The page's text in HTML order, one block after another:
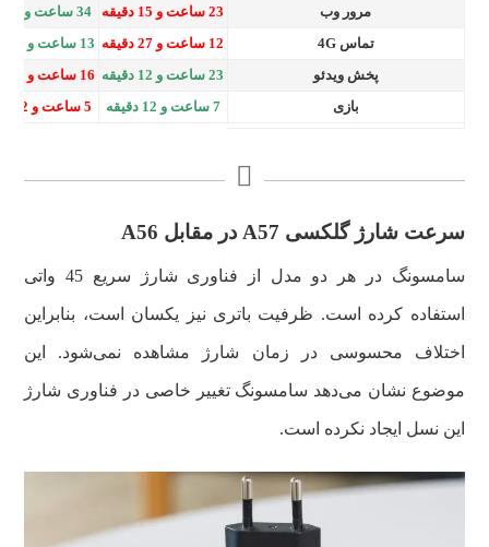
مرور وب
23 ساعت و 15 دقیقه
34 ساعت و 2 دقیقه
تماس 4G
12 ساعت و 27 دقیقه
13 ساعت و 32 دقیقه
پخش ویدئو
23 ساعت و 12 دقیقه
16 ساعت و 22 دقیقه
بازی
7 ساعت و 12 دقیقه 5 ساعت و 52 دقیقه
سرعت شارژ گلکسی A57 در مقابل A56
سامسونگ در هر دو مدل از فناوری شارژ سریع 45 واتی
استفاده کرده است. ظرفیت باتری نیز یکسان است، بنابراین
اختلاف محسوسی در زمان شارژ مشاهده نمی‌شود. این
موضوع نشان می‌دهد سامسونگ تغییر خاصی در فناوری شارژ
این نسل ایجاد نکرده است.